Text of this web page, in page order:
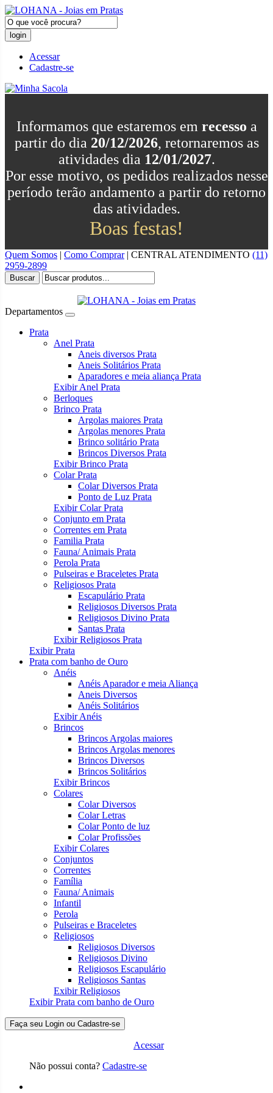
login
Acessar
Cadastre-se
Informamos que estaremos em recesso a
partir do dia 20/12/2026, retornaremos as
atividades dia 12/01/2027.
Por esse motivo, os pedidos realizados nesse
período terão andamento a partir do retorno
das atividades.
Boas festas!
Quem Somos | Como Comprar | CENTRAL ATENDIMENTO (11)
2959-2899
Buscar
Departamentos
Prata
Anel Prata
Aneis diversos Prata
Aneis Solitários Prata
Aparadores e meia aliança Prata
Exibir Anel Prata
Berloques
Brinco Prata
Argolas maiores Prata
Argolas menores Prata
Brinco solitário Prata
Brincos Diversos Prata
Exibir Brinco Prata
Colar Prata
Colar Diversos Prata
Ponto de Luz Prata
Exibir Colar Prata
Conjunto em Prata
Correntes em Prata
Familia Prata
Fauna/ Animais Prata
Perola Prata
Pulseiras e Braceletes Prata
Religiosos Prata
Escapulário Prata
Religiosos Diversos Prata
Religiosos Divino Prata
Santas Prata
Exibir Religiosos Prata
Exibir Prata
Prata com banho de Ouro
Anéis
Anéis Aparador e meia Aliança
Aneis Diversos
Anéis Solitários
Exibir Anéis
Brincos
Brincos Argolas maiores
Brincos Argolas menores
Brincos Diversos
Brincos Solitários
Exibir Brincos
Colares
Colar Diversos
Colar Letras
Colar Ponto de luz
Colar Profissões
Exibir Colares
Conjuntos
Correntes
Família
Fauna/ Animais
Infantil
Perola
Pulseiras e Braceletes
Religiosos
Religiosos Diversos
Religiosos Divino
Religiosos Escapulário
Religiosos Santas
Exibir Religiosos
Exibir Prata com banho de Ouro
Faça seu Login ou Cadastre-se
Acessar
Não possui conta? Cadastre-se